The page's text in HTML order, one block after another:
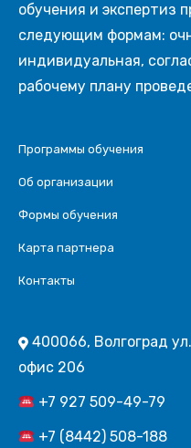
обучения и экспертиз
следующим формам:
индивидуальная,
рабочему плану
Программы обучения
Об организации
Формы обучения
Карта партнера
Контакты
400066, Волгоград
офис 206
+7 927 509-49-79
+7 (8442) 508-188